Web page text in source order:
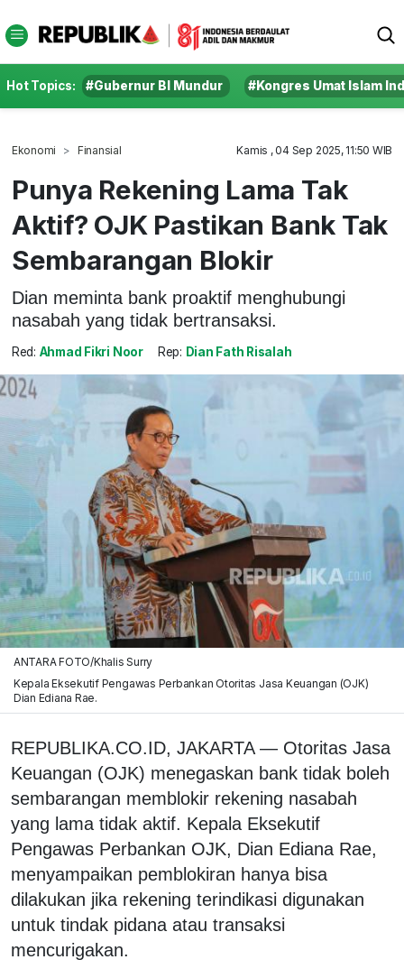
Hot Topics: #Gubernur BI Mundur #Kongres Umat Islam
Ekonomi Finansial Kamis , 04 Sep 2025, 11:50 WIB
Punya Rekening Lama Tak
Aktif? OJK Pastikan Bank Tak
Sembarangan Blokir
Dian meminta bank proaktif menghubungi
nasabah yang tidak bertransaksi.
Red: Ahmad Fikri Noor Rep: Dian Fath Risalah
ANTARA FOTO/Khalis Surry
Kepala Eksekutif Pengawas Perbankan Otoritas Jasa Keuangan (OJK)
Dian Ediana Rae.
REPUBLIKA.CO.ID, JAKARTA — Otoritas Jasa
Keuangan (OJK) menegaskan bank tidak boleh
sembarangan memblokir rekening nasabah
yang lama tidak aktif. Kepala Eksekutif
Pengawas Perbankan OJK, Dian Ediana Rae,
menyampaikan pemblokiran hanya bisa
dilakukan jika rekening terindikasi digunakan
untuk tindak pidana atau transaksi
mencurigakan.